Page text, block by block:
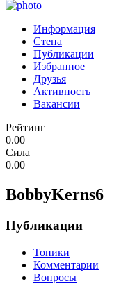
Информация
Стена
Публикации
Избранное
Друзья
Активность
Вакансии
Рейтинг
0.00
Сила
0.00
BobbyKerns6
Публикации
Топики
Комментарии
Вопросы